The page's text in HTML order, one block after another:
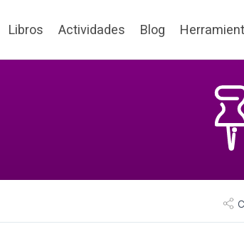
Libros Actividades Blog